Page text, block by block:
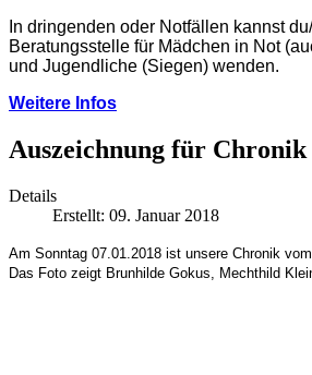
In dringenden oder Notfällen kannst
Beratungsstelle für Mädchen in Not
und Jugendliche (Siegen) wenden.
Weitere Infos
Auszeichnung für Chronik
Details
Erstellt: 09. Januar 2018
Am Sonntag 07.01.2018 ist unsere Chronik
Das Foto zeigt Brunhilde Gokus, Mechthild